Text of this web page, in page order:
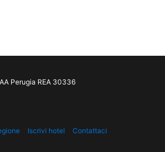
Perugia REA 30336
Iscrivi hotel Contattaci